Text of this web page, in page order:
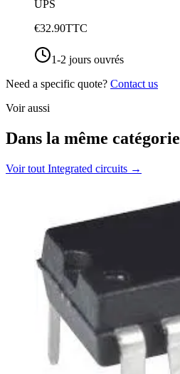
UPS
€32.90TTC
1-2 jours ouvrés
Need a specific quote? Contact us
Voir aussi
Dans la même catégorie
Voir tout Integrated circuits →